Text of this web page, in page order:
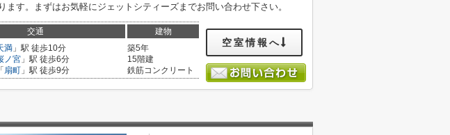
ます。まずはお気軽にジェットシティーズまでお問い合わせ下さい。
交通 建物
満 」駅 徒歩10分
ノ宮 」駅 徒歩6分
「 扇町 」駅 徒歩9分
築5年
15階建
鉄筋コンクリート
空室情報へ